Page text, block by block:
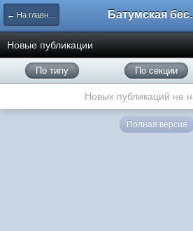
← На главную
Новые публикации
По типу По секции
Новых публикаций не
Полная версия